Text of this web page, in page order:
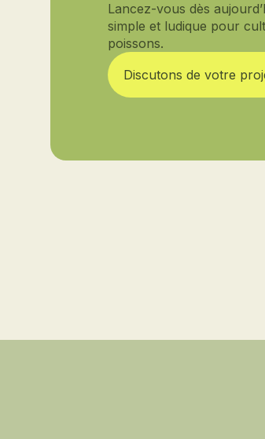
Lancez-vous dès
simple et ludique pour
poissons.
Discutons de votre